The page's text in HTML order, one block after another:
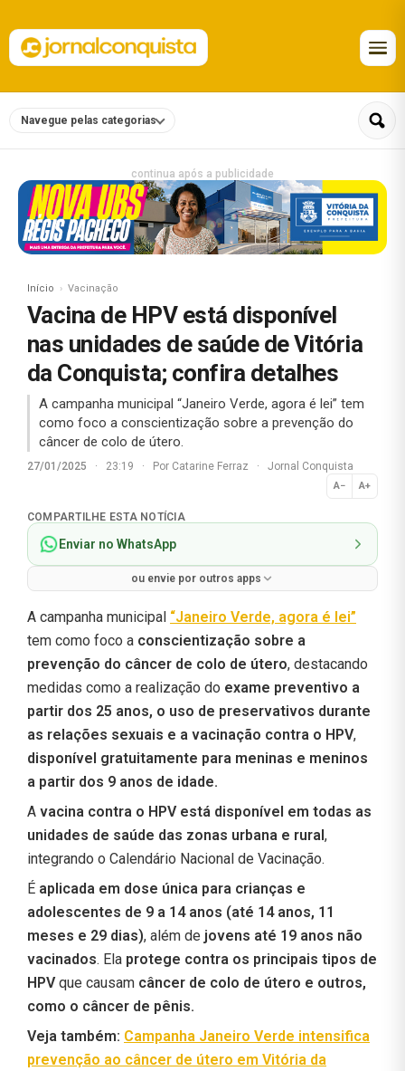
Navegue pelas categorias
continua após a publicidade
Início Vacinação
Vacina de HPV está disponível
nas unidades de saúde de Vitória
da Conquista; confira detalhes
A campanha municipal “Janeiro Verde, agora é lei” tem
como foco a conscientização sobre a prevenção do
câncer de colo de útero.
27/01/2025 · 23:19 · Por Catarine Ferraz · Jornal Conquista
A− A+
Normal
COMPARTILHE ESTA NOTÍCIA
Enviar no WhatsApp
ou envie por outros apps
A campanha municipal “Janeiro Verde, agora é lei”
tem como foco a conscientização sobre a
prevenção do câncer de colo de útero, destacando
medidas como a realização do exame preventivo a
partir dos 25 anos, o uso de preservativos durante
as relações sexuais e a vacinação contra o HPV,
disponível gratuitamente para meninas e meninos
a partir dos 9 anos de idade.
A vacina contra o HPV está disponível em todas as
unidades de saúde das zonas urbana e rural,
integrando o Calendário Nacional de Vacinação.
É aplicada em dose única para crianças e
adolescentes de 9 a 14 anos (até 14 anos, 11
meses e 29 dias), além de jovens até 19 anos não
vacinados. Ela protege contra os principais tipos de
HPVque causam câncer de colo de útero e outros,
como o câncer de pênis.
Veja também: Campanha Janeiro Verde intensifica
prevenção ao câncer de útero em Vitória da